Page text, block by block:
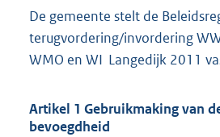
De gemeente stelt de
terugvordering/invordering
WMO en WI Langedijk 2011
Artikel 1 Gebruikmaking van
bevoegdheid